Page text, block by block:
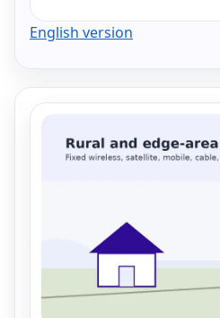
English version